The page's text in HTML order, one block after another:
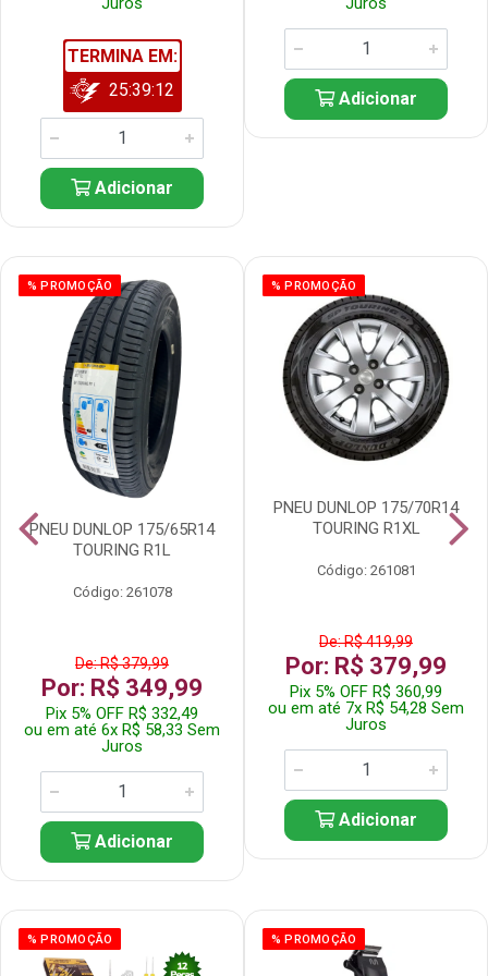
Adicionar
TERMINA EM:
25:39:11
Adicionar
% PROMOÇÃO
PNEU DUNLOP 175/65R14
TOURING R1L
Código: 261078
De: R$ 379,99
Por: R$ 349,99
Pix 5% OFF R$ 332,49
ou em até 6x R$ 58,33 Sem
Juros
Adicionar
% PROMOÇÃO
PNEU DUNLOP 175/70R14
TOURING R1XL
Código: 261081
De: R$ 419,99
Por: R$ 379,99
Pix 5% OFF R$ 360,99
ou em até 7x R$ 54,28 Sem
Juros
Adicionar
% PROMOÇÃO % PROMOÇÃO